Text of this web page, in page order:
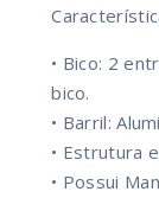
• Bico: 2
bico.
• Barril:
• Estrutura
• Possui